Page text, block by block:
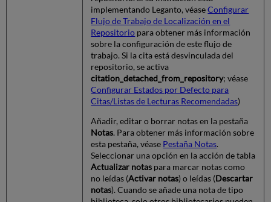
implementando Leganto, véaseConfigurar
Flujo de Trabajo de Localización en el
Repositorio para obtener más información
sobre la configuración de este flujo de
trabajo. Si la cita está desvinculada del
repositorio, se activa
citation_detached_from_repository; véase
Configurar Estados por Defecto para
Citas/Listas de Lecturas Recomendadas)
Añadir, editar o borrar notas en la pestaña
Notas. Para obtener más información sobre
esta pestaña, véase Pestaña Notas.
Seleccionar una opción en la acción de tabla
Actualizar notas para marcar notas como
no leídas (Activar notas) o leídas (Descartar
notas). Cuando se añade una nota de tipo